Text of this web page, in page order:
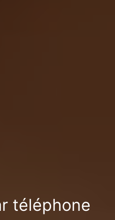
téléphone